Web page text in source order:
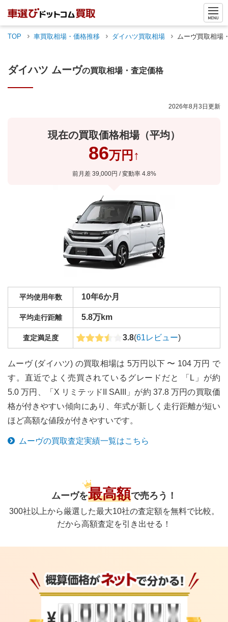
TOP 車買取相場・価格推移 ダイハツ買取相場 ムーヴ買取相場
ダイハツ ムーヴの買取相場・査定価格
2026年8月3日 更新
現在の買取価格相場（平均）
86万円 ↑
前月差 39,000円 / 変動率 4.8%
平均使用年数 10年6か月
平均走行距離 5.8万km
査定満足度 3.8(61レビュー)
ムーヴ (ダイハツ) の買取相場は 5万円以下 〜 104 万円 で
す。直近でよく売買されているグレードだと 「L」が約
5.0 万円、「X リミテッドII SAIII」が約 37.8 万円の買取価
格が付きやすい傾向にあり、年式が新しく走行距離が短い
ほど高額な値段が付きやすいです。
ムーヴの買取査定実績一覧はこちら
ムーヴを最高額で売ろう！
300社以上から厳選した最大10社の査定額を無料で比較。
だから高額査定を引き出せる！